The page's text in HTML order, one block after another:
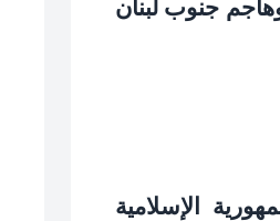
وهاجم جنوب لبنان
الإسلامية